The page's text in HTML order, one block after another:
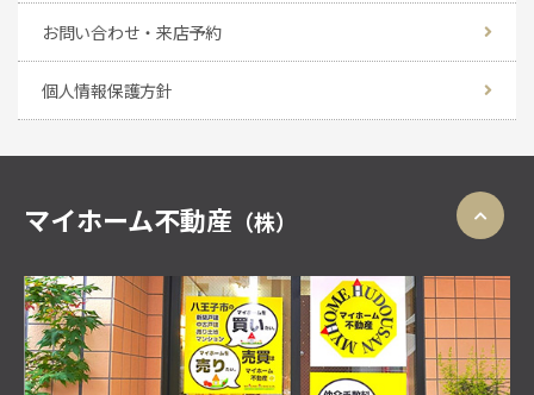
お問い合わせ・来店予約
個人情報保護方針
マイホーム不動産 （株）